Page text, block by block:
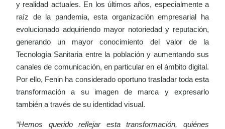
y realidad actuales. En los últimos años, especialmente a
raíz de la pandemia, esta organización empresarial ha
evolucionado adquiriendo mayor notoriedad y reputación,
generando un mayor conocimiento del valor de la
Tecnología Sanitaria entre la población y aumentando sus
canales de comunicación, en particular en el ámbito digital.
Por ello, Fenin ha considerado oportuno trasladar toda esta
transformación a su imagen de marca y expresarlo
también a través de su identidad visual.
“Hemos querido reflejar esta transformación, quiénes